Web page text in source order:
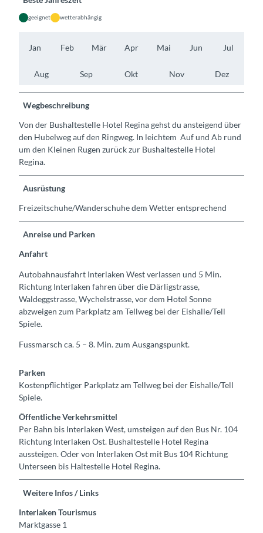
geeignet wetterabhängig
Jan Feb Mär Apr Mai Jun Jul
Aug Sep Okt Nov Dez
Wegbeschreibung
Von der Bushaltestelle Hotel Regina gehst du ansteigend über
den Hubelweg auf den Ringweg. In leichtem Auf und Ab rund
um den Kleinen Rugen zurück zur Bushaltestelle Hotel
Regina.
Ausrüstung
Freizeitschuhe/Wanderschuhe dem Wetter entsprechend
Anreise und Parken
Anfahrt
Autobahnausfahrt Interlaken West verlassen und 5 Min.
Richtung Interlaken fahren über die Därligstrasse,
Waldeggstrasse, Wychelstrasse, vor dem Hotel Sonne
abzweigen zum Parkplatz am Tellweg bei der Eishalle/Tell
Spiele.
Fussmarsch ca. 5 – 8. Min. zum Ausgangspunkt.
Parken
Kostenpflichtiger Parkplatz am Tellweg bei der Eishalle/Tell
Spiele.
Öffentliche Verkehrsmittel
Per Bahn bis Interlaken West, umsteigen auf den Bus Nr. 104
Richtung Interlaken Ost. Bushaltestelle Hotel Regina
aussteigen. Oder von Interlaken Ost mit Bus 104 Richtung
Unterseen bis Haltestelle Hotel Regina.
Weitere Infos / Links
Interlaken Tourismus
Marktgasse 1